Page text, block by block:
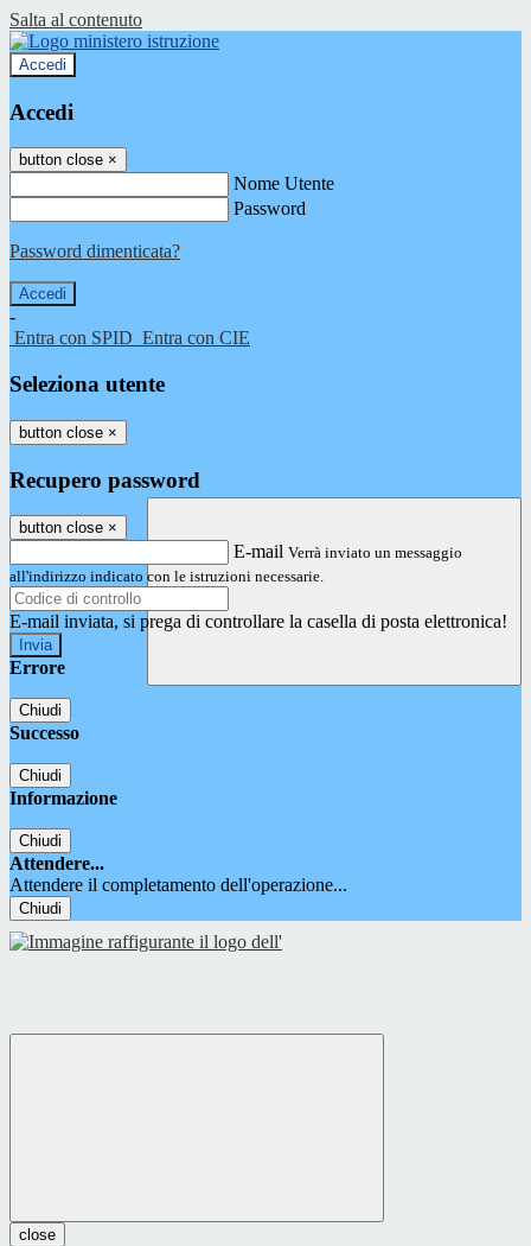
Salta al contenuto
Accedi
Accedi
button close ×
Nome Utente
Password
Password dimenticata?
-
Entra con SPID Entra con CIE
Seleziona utente
button close ×
Recupero password
button close ×
E-mail Verrà inviato un messaggio
all'indirizzo indicato con le istruzioni necessarie.
E-mail inviata, si prega di controllare la casella di posta elettronica!
Errore
Chiudi
Successo
Chiudi
Informazione
Chiudi
Attendere...
Attendere il completamento dell'operazione...
Chiudi
close